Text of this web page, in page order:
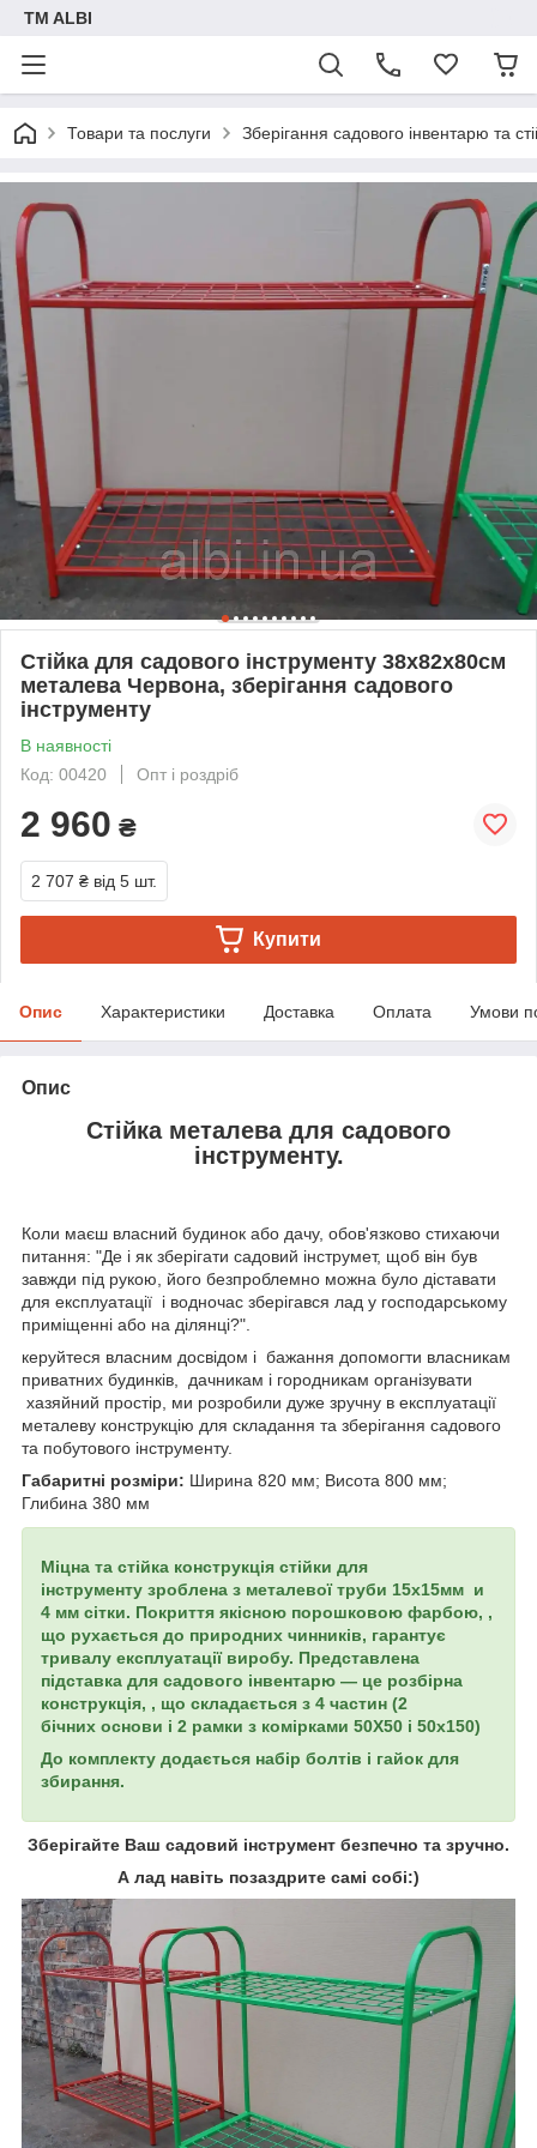
TM ALBI
Товари та послуги Зберігання садового інвентарю та
Стійка для садового інструменту 38х82х80см
металева Червона, зберігання садового
інструменту
В наявності
Код: 00420
Опт і роздріб
2 960 ₴
2 707 ₴ від 5 шт.
Купити
Опис Характеристики Доставка Оплата Умови
Опис
Стійка металева для садового
інструменту.
Коли маєш власний будинок або дачу, обов'язково стихаючи
питання: "Де і як зберігати садовий інструмет, щоб він був
завжди під рукою, його безпроблемно можна було діставати
для експлуатації і водночас зберігався лад у господарському
приміщенні або на ділянці?".
керуйтеся власним досвідом і бажання допомогти власникам
приватних будинків, дачникам і городникам організувати
хазяйний простір, ми розробили дуже зручну в експлуатації
металеву конструкцію для складання та зберігання садового
та побутового інструменту.
Габаритні розміри: Ширина 820 мм; Висота 800 мм;
Глибина 380 мм
Міцна та стійка конструкція стійки для
інструменту зроблена з металевої труби 15х15мм и
4 мм сітки. Покриття якісною порошковою фарбою, ,
що рухається до природних чинників, гарантує
тривалу експлуатації виробу. Представлена
підставка для садового інвентарю — це розбірна
конструкція, , що складається з 4 частин (2
бічних основи і 2 рамки з комірками 50Х50 і 50х150)
До комплекту додається набір болтів і гайок для
збирання.
Зберігайте Ваш садовий інструмент безпечно та зручно.
А лад навіть позаздрите самі собі:)